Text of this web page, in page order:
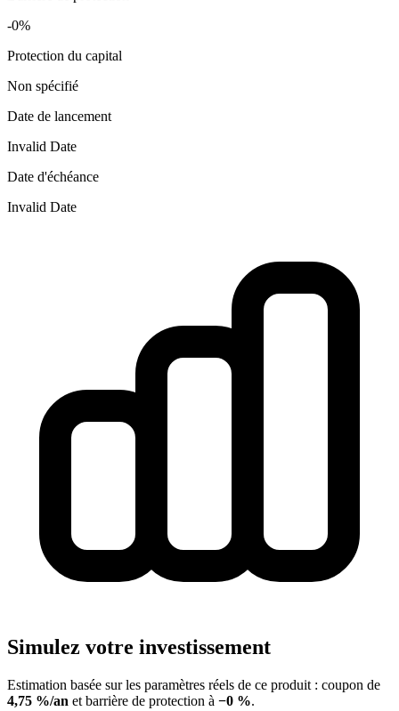
-0%
Protection du capital
Non spécifié
Date de lancement
Invalid Date
Date d'échéance
Invalid Date
Simulez votre investissement
Estimation basée sur les paramètres réels de ce produit : coupon de
4,75 %/an et barrière de protection à −0 %.